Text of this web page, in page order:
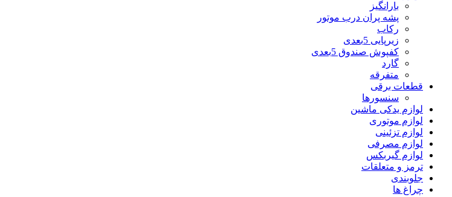
بارانگیز
پشه پران درب موتور
رکاب
زیرپایی 5بعدی
کفپوش صندوق 5بعدی
گارد
متفرقه
قطعات برقی
سنسورها
لوازم یدکی ماشین
لوازم موتوری
لوازم تزئینی
لوازم مصرفی
لوازم گیربکس
ترمز و متعلقات
جلوبندی
چراغ ها